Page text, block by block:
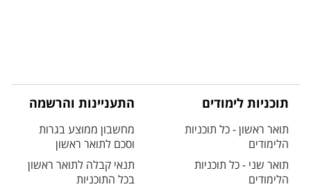
תוכניות לימודים
תואר ראשון - כל תוכניות
הלימודים
תואר שני - כל תוכניות
הלימודים
התעניינות והרשמה
מחשבון ממוצע בגרות
וסכם לתואר ראשון
תנאי קבלה לתואר ראשון
בכל התוכניות